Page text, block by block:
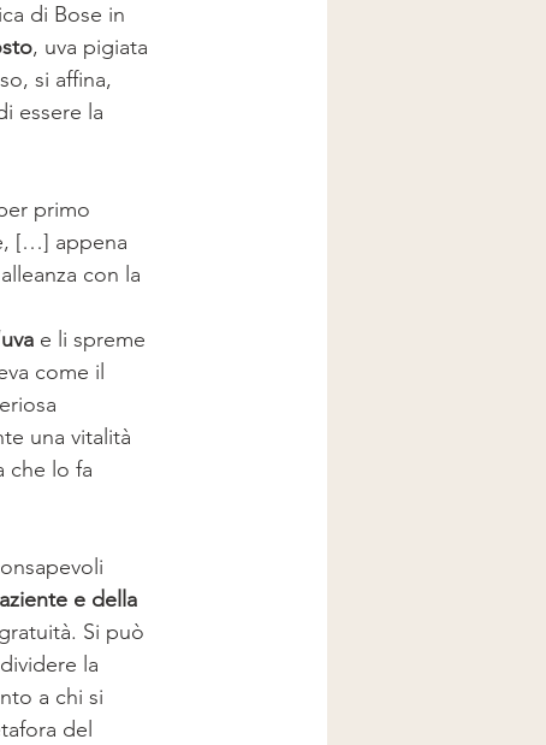
di Bose in
, uva pigiata
si affina,
essere la
primo
[…] appena
con la
e li spreme
come il
una vitalità
che lo fa
e della
Si può
la
a chi si
del